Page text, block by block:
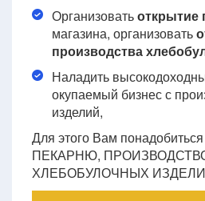
Организоватьоткрытие
магазина, организовать
производства
Наладить
окупаемый бизнес с
изделий,
Для этого Вам
ПЕКАРНЮ,
ХЛЕБОБУЛОЧНЫХ